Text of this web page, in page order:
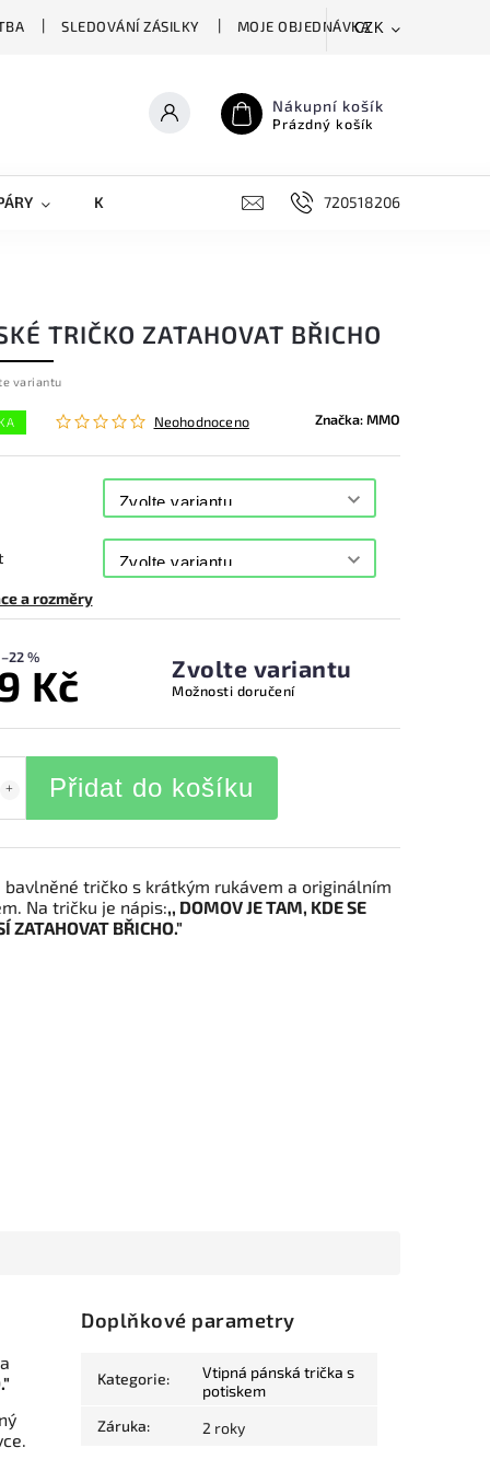
SLEDOVÁNÍ ZÁSILKY MOJE OBJEDNÁVKACZK
Nákupní košík
Prázdný košík
KRYTY NA MOBILY DOPLŇKY720518206
TRIČKO ZATAHOVAT BŘICHO
variantu
Neohodnoceno Značka:MMO
a rozměry
–22 %
Kč Zvolte variantu
Možnosti doručení
Přidat do košíku
bavlněné tričko s krátkým rukávem a originálním
Na tričku je nápis:,, DOMOV JE TAM, KDE SE
ZATAHOVAT BŘICHO."
Doplňkové parametry
Kategorie:
Vtipná pánská trička s
potiskem
Záruka: 2 roky